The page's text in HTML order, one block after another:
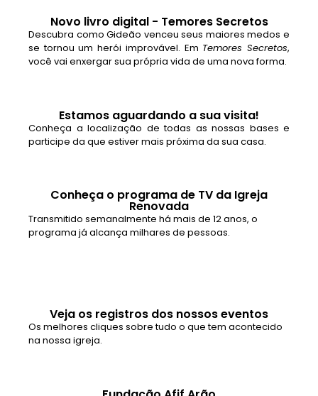
Novo livro digital - Temores Secretos
Descubra como Gideão venceu seus maiores medos e
se tornou um herói improvável. Em Temores Secretos,
você vai enxergar sua própria vida de uma nova forma.
Estamos aguardando a sua visita!
Conheça a localização de todas as nossas bases e
participe da que estiver mais próxima da sua casa.
Conheça o programa de TV da Igreja
Renovada
Transmitido semanalmente há mais de 12 anos, o
programa já alcança milhares de pessoas.
Veja os registros dos nossos eventos
Os melhores cliques sobre tudo o que tem acontecido
na nossa igreja.